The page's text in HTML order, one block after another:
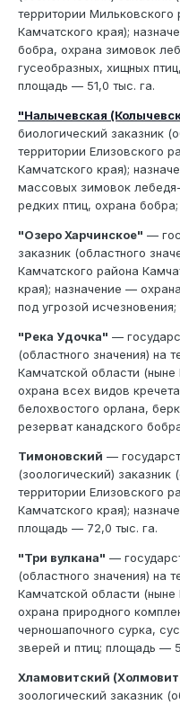
территории
Камчатского края);
бобра, охрана зимовок
гусеобразных, хищных
площадь — 51,0 тыс. га.
"Налычевская
биологический заказник
территории Елизовского
Камчатского края);
массовых зимовок
редких птиц, охрана
"Озеро Харчинское" —
заказник (областного
Камчатского района
края); назначение —
под угрозой
"Река Удочка" —
(областного значения) на
Камчатской области
охрана всех видов
белохвостого орлана,
резерват канадского
Тимоновский —
(зоологический) заказник
территории Елизовского
Камчатского края);
площадь — 72,0 тыс. га.
"Три вулкана" —
(областного значения) на
Камчатской области
охрана природного
черношапочного сурка,
зверей и птиц; площадь —
Хламовитский
зоологический заказник